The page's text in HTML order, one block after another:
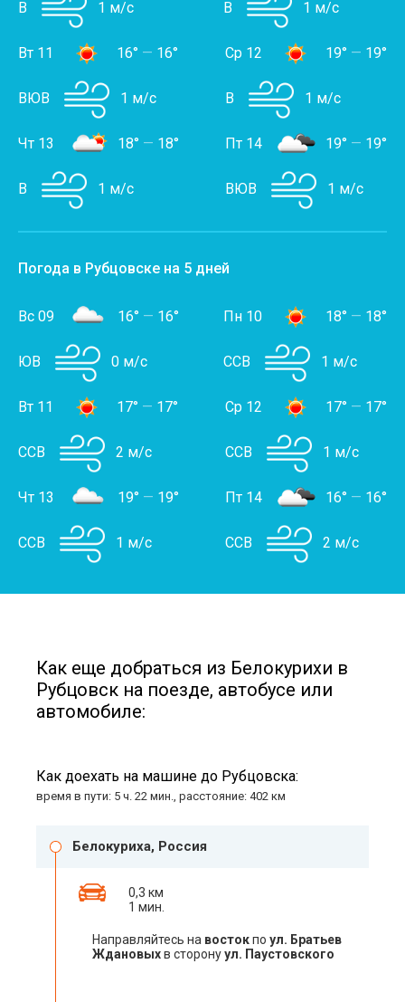
В 1 м/с В 1 м/с
Вт 11 16° — 16°
ВЮВ 1 м/с
Ср 12 19° — 19°
В 1 м/с
Чт 13 18° — 18°
В 1 м/с
Пт 14 19° — 19°
ВЮВ 1 м/с
Погода в Рубцовске на 5 дней
Вс 09 16° — 16°
ЮВ 0 м/с
Пн 10 18° — 18°
ССВ 1 м/с
Вт 11 17° — 17°
ССВ 2 м/с
Ср 12 17° — 17°
ССВ 1 м/с
Чт 13 19° — 19°
ССВ 1 м/с
Пт 14 16° — 16°
ССВ 2 м/с
Как еще добраться из Белокурихи в
Рубцовск на поезде, автобусе или
автомобиле:
Как доехать на машине до Рубцовска:
время в пути: 5 ч. 22 мин., расстояние: 402 км
Белокуриха, Россия
0,3 км
1 мин.
Направляйтесь на востокпо ул. Братьев
Ждановыхв сторонуул. Паустовского